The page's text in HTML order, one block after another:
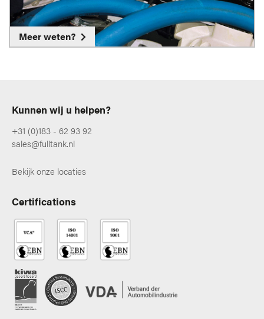
Meer weten?
Kunnen wij u helpen?
+31 (0)183 - 62 93 92
sales@fulltank.nl
Bekijk onze locaties
Certifications